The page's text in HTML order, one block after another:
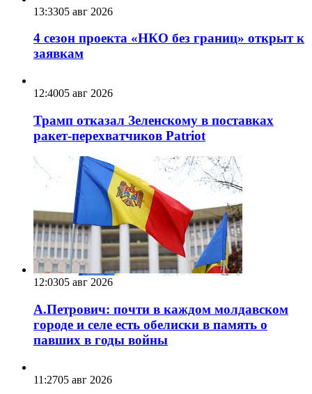
13:3305 авг 2026
4 сезон проекта «НКО без границ» открыт к
заявкам
12:4005 авг 2026
Трамп отказал Зеленскому в поставках
ракет-перехватчиков Patriot
12:0305 авг 2026
А.Петрович: почти в каждом молдавском
городе и селе есть обелиски в память о
павших в годы войны
11:2705 авг 2026